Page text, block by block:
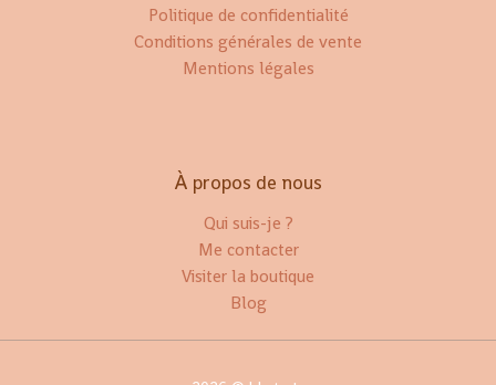
Politique de confidentialité
Conditions générales de vente
Mentions légales
À propos de nous
Qui suis-je ?
Me contacter
Visiter la boutique
Blog